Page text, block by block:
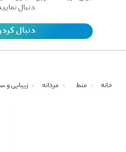
دنبال نمایید.
دنبال کردن
خانه منط مردانه زیبایی و